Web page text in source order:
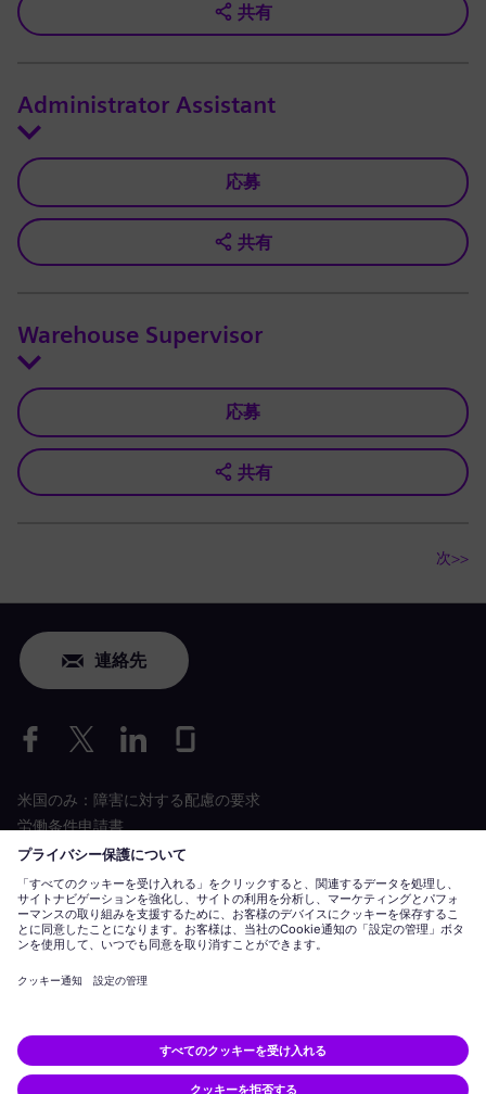
共有
Administrator Assistant
応募
共有
Warehouse Supervisor
応募
共有
次>>
連絡先
米国のみ：障害に対する配慮の要求
労働条件申請書
siemens-energy.comグローバルウェブサイト
企業情報 プライバシーに関する通知
クッキーに関する通知
利用規約
デジ
商標です。